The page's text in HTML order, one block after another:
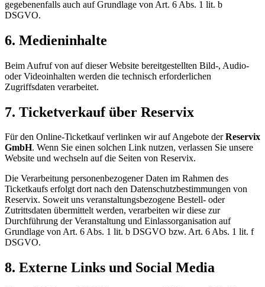
gegebenenfalls auch auf Grundlage von Art. 6 Abs. 1 lit. b
DSGVO.
6. Medieninhalte
Beim Aufruf von auf dieser Website bereitgestellten Bild-, Audio-
oder Videoinhalten werden die technisch erforderlichen
Zugriffsdaten verarbeitet.
7. Ticketverkauf über Reservix
Für den Online-Ticketkauf verlinken wir auf Angebote derReservix
GmbH. Wenn Sie einen solchen Link nutzen, verlassen Sie unsere
Website und wechseln auf die Seiten von Reservix.
Die Verarbeitung personenbezogener Daten im Rahmen des
Ticketkaufs erfolgt dort nach den Datenschutzbestimmungen von
Reservix. Soweit uns veranstaltungsbezogene Bestell- oder
Zutrittsdaten übermittelt werden, verarbeiten wir diese zur
Durchführung der Veranstaltung und Einlassorganisation auf
Grundlage von Art. 6 Abs. 1 lit. b DSGVO bzw. Art. 6 Abs. 1 lit. f
DSGVO.
8. Externe Links und Social Media